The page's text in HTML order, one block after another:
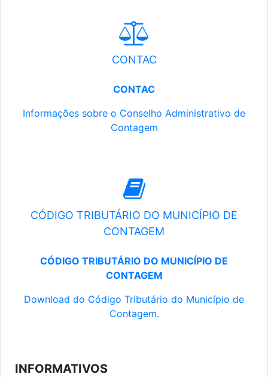
CONTAC
CONTAC
Informações sobre o Conselho Administrativo de
Contagem
CÓDIGO TRIBUTÁRIO DO MUNICÍPIO DE
CONTAGEM
CÓDIGO TRIBUTÁRIO DO MUNICÍPIO DE
CONTAGEM
Download do Código Tributário do Município de
Contagem.
INFORMATIVOS